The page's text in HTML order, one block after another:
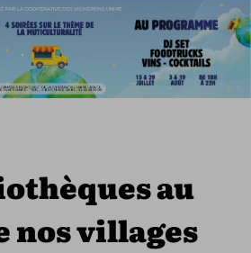
au
nos villages